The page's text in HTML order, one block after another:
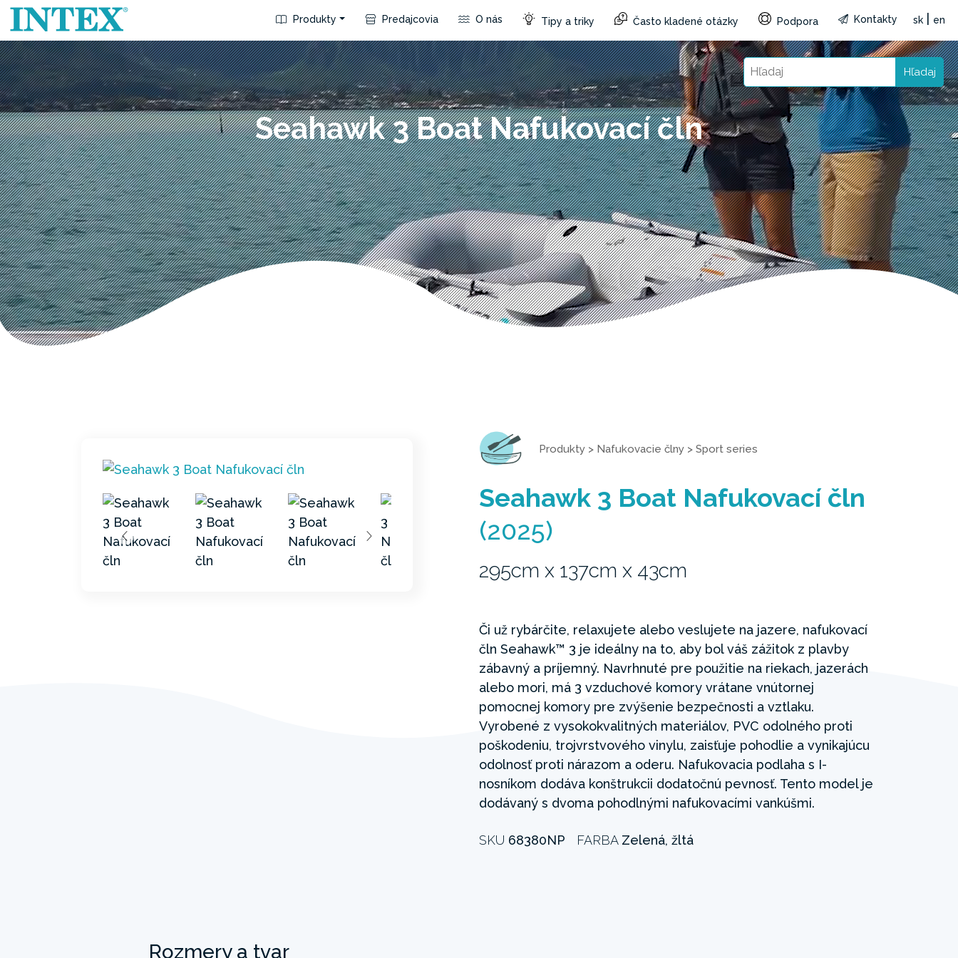
Produkty Predajcovia O nás Tipy a triky Často kladené otázky Podpora Kontakty sk en
Hľadaj
Seahawk 3 Boat Nafukovací čln
Produkty > Nafukovacie člny > Sport series
Seahawk 3 Boat Nafukovací čln
(2025)
295cm x 137cm x 43cm
Či už rybárčite, relaxujete alebo veslujete na jazere, nafukovací
čln Seahawk™ 3 je ideálny na to, aby bol váš zážitok z plavby
zábavný a príjemný. Navrhnuté pre použitie na riekach, jazerách
alebo mori, má 3 vzduchové komory vrátane vnútornej
pomocnej komory pre zvýšenie bezpečnosti a vztlaku.
Vyrobené z vysokokvalitných materiálov, PVC odolného proti
poškodeniu, trojvrstvového vinylu, zaisťuje pohodlie a vynikajúcu
odolnosť proti nárazom a oderu. Nafukovacia podlaha s I-
nosníkom dodáva konštrukcii dodatočnú pevnosť. Tento model je
dodávaný s dvoma pohodlnými nafukovacími vankúšmi.
SKU 68380NP FARBA Zelená, žltá
Rozmery a tvar